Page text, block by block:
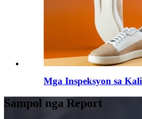
Mga Inspeksyon sa
Sampol nga Report